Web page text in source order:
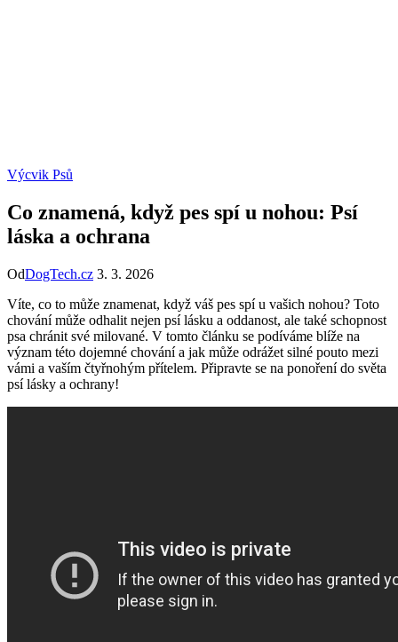
Výcvik Psů
Co znamená, když pes spí u nohou: Psí
láska a ochrana
OdDogTech.cz 3. 3. 2026
Víte, co to může znamenat, když váš pes spí u vašich nohou? Toto
chování může odhalit nejen psí lásku a oddanost, ale také schopnost
psa chránit své milované. V tomto článku se podíváme blíže na
význam této dojemné chování a jak může odrážet silné pouto mezi
vámi a vaším čtyřnohým přítelem. Připravte se na ponoření do světa
psí lásky a ochrany!